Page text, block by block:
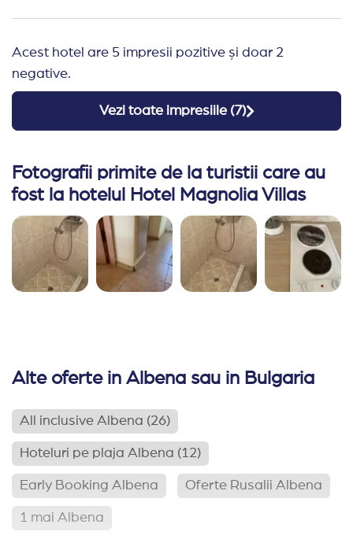
Acest hotel are 5 impresii pozitive și doar 2
negative.
Vezi toate impresiile (7)
Fotografii primite de la turistii care au
fost la hotelul Hotel Magnolia Villas
Alte oferte in Albena sau in Bulgaria
All inclusive Albena (26)
Hoteluri pe plaja Albena (12)
Early Booking Albena Oferte Rusalii Albena
1 mai Albena